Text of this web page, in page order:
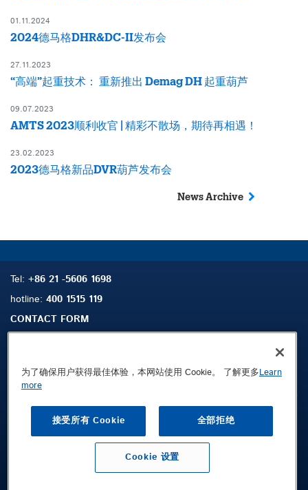
01.11.2024
2024德马格DHR&DC-II发布会
27.11.2023
“高端”起重技术： 重新推出 Demag DH 起重葫芦
09.07.2023
AMTS 2023顺利收官 | 精彩不散场，期待再相遇！
23.02.2023
2023德马格新品DVR葫芦发布会
News Archive
Tel: +86 21 -5606 1698
hotline: 400 1515 119
CONTACT FORM
隐私政策
搜索 联系我们
为了确保用户获得最佳体验，本网站使用 Cookie。 了解更多Learn
more
接受所有 Cookie 全部拒绝
Cookie 设置